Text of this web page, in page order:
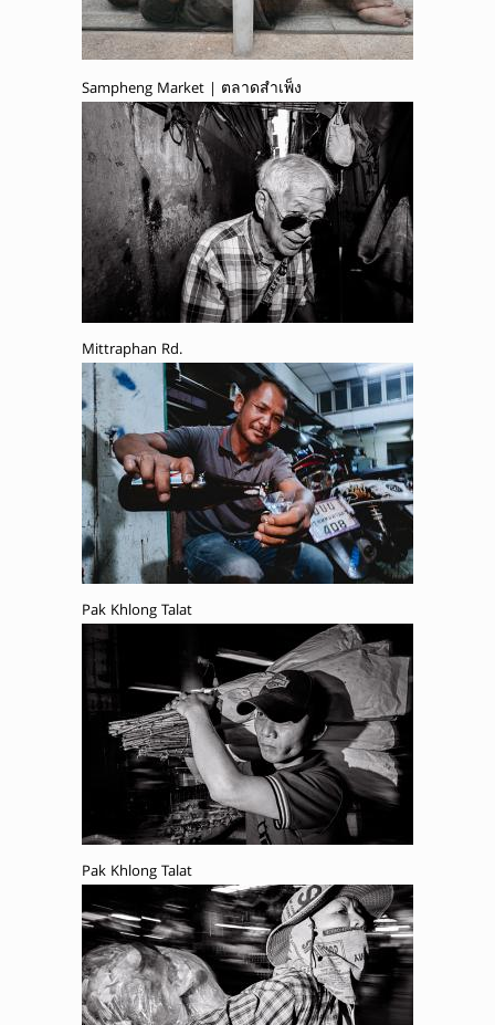
Sampheng Market | ตลาดสำเพ็ง
Mittraphan Rd.
Pak Khlong Talat
Pak Khlong Talat